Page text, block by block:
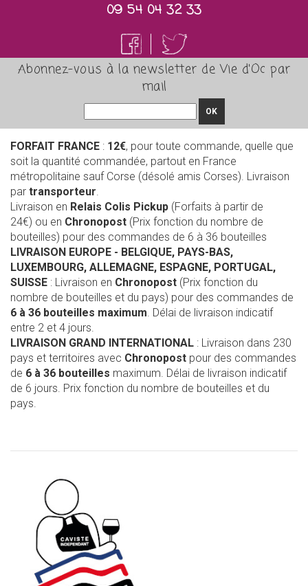
09 54 04 32 33
Abonnez-vous à la newsletter de Vie d'Oc par
mail
OK
FORFAIT FRANCE : 12€, pour toute commande, quelle que
soit la quantité commandée, partout en France
métropolitaine sauf Corse (désolé amis Corses). Livraison
par transporteur.
Livraison en Relais Colis Pickup (Forfaits à partir de
24€) ou en Chronopost (Prix fonction du nombre de
bouteilles) pour des commandes de 6 à 36 bouteilles
LIVRAISON EUROPE - BELGIQUE, PAYS-BAS,
LUXEMBOURG, ALLEMAGNE, ESPAGNE, PORTUGAL,
SUISSE : Livraison en Chronopost (Prix fonction du
nombre de bouteilles et du pays) pour des commandes de
6 à 36 bouteilles maximum. Délai de livraison indicatif
entre 2 et 4 jours.
LIVRAISON GRAND INTERNATIONAL : Livraison dans 230
pays et territoires avec Chronopost pour des commandes
de 6 à 36 bouteilles maximum. Délai de livraison indicatif
de 6 jours. Prix fonction du nombre de bouteilles et du
pays.